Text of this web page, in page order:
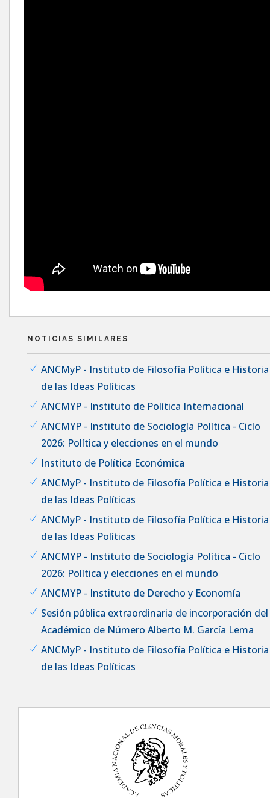
NOTICIAS SIMILARES
ANCMyP - Instituto de Filosofía Política e Historia
de las Ideas Políticas
ANCMYP - Instituto de Política Internacional
ANCMYP - Instituto de Sociología Política - Ciclo
2026: Política y elecciones en el mundo
Instituto de Política Económica
ANCMyP - Instituto de Filosofía Política e Historia
de las Ideas Políticas
ANCMyP - Instituto de Filosofía Política e Historia
de las Ideas Políticas
ANCMYP - Instituto de Sociología Política - Ciclo
2026: Política y elecciones en el mundo
ANCMYP - Instituto de Derecho y Economía
Sesión pública extraordinaria de incorporación del
Académico de Número Alberto M. García Lema
ANCMyP - Instituto de Filosofía Política e Historia
de las Ideas Políticas